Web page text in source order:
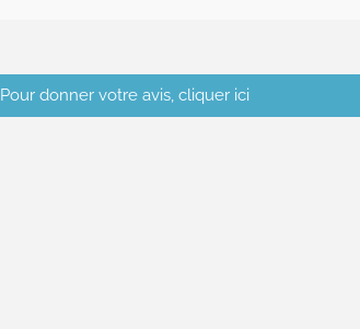
Pour donner votre avis, cliquer ici